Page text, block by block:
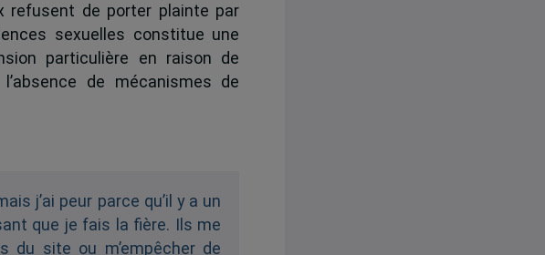
refusent de porter plainte par
sexuelles constitue une
particulière en raison de
de mécanismes de
j’ai peur parce qu’il y a un
que je fais la fière. Ils me
du site ou m’empêcher de